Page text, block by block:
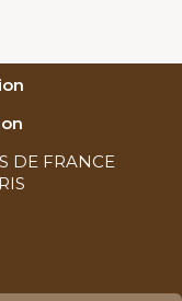
DE FRANCE